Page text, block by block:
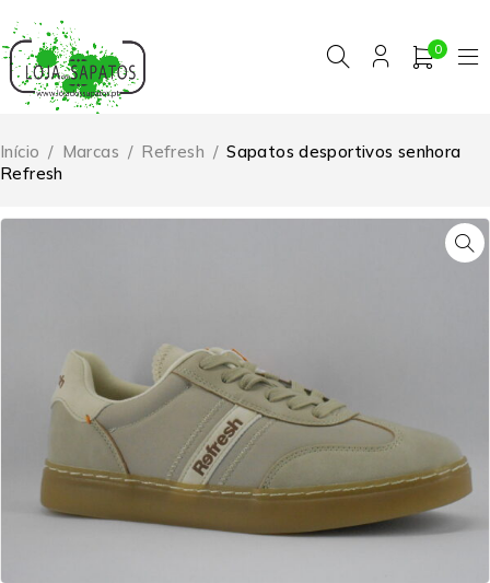
0
Início / Marcas / Refresh / Sapatos desportivos senhora
Refresh